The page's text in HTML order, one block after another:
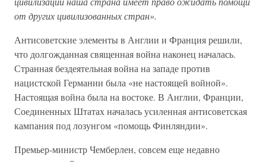
от других цивилизованных стран».
Антисоветские элементы в Англии и Франция решили,
что долгожданная священная война наконец началась.
Странная бездеятельная война на западе против
нацистской Германии была «не настоящей войной».
Настоящая война была на востоке. В Англии, Франции,
Соединенных Штатах началась усиленная антисоветская
кампания под лозунгом «помощь Финляндии».
Премьер-министр Чемберлен, совсем еще недавно